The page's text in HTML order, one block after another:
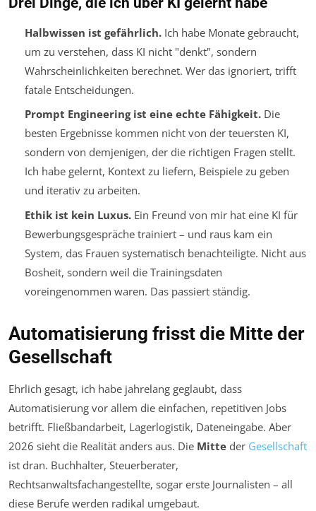
Halbwissen ist gefährlich.Ich habe Monate gebraucht,
um zu verstehen, dass KI nicht "denkt", sondern
Wahrscheinlichkeiten berechnet. Wer das ignoriert, trifft
fatale Entscheidungen.
Prompt Engineering ist eine echte Fähigkeit.Die
besten Ergebnisse kommen nicht von der teuersten KI,
sondern von demjenigen, der die richtigen Fragen stellt.
Ich habe gelernt, Kontext zu liefern, Beispiele zu geben
und iterativ zu arbeiten.
Ethik ist kein Luxus.Ein Freund von mir hat eine KI für
Bewerbungsgespräche trainiert – und raus kam ein
System, das Frauen systematisch benachteiligte. Nicht aus
Bosheit, sondern weil die Trainingsdaten
voreingenommen waren. Das passiert ständig.
Automatisierung frisst die Mitte der
Gesellschaft
Ehrlich gesagt, ich habe jahrelang geglaubt, dass
Automatisierung vor allem die einfachen, repetitiven Jobs
betrifft. Fließbandarbeit, Lagerlogistik, Dateneingabe. Aber
2026 sieht die Realität anders aus. Die Mitte der Gesellschaft
ist dran. Buchhalter, Steuerberater,
Rechtsanwaltsfachangestellte, sogar erste Journalisten – all
diese Berufe werden radikal umgebaut.